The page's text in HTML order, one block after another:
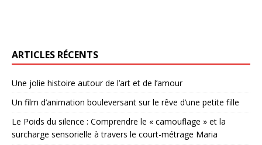
ARTICLES RÉCENTS
Une jolie histoire autour de l’art et de l’amour
Un film d’animation bouleversant sur le rêve d’une petite fille
Le Poids du silence : Comprendre le « camouflage » et la
surcharge sensorielle à travers le court-métrage Maria